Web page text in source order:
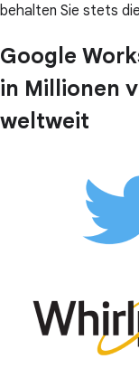
behalten Sie stets
Google
in Millionen
weltweit